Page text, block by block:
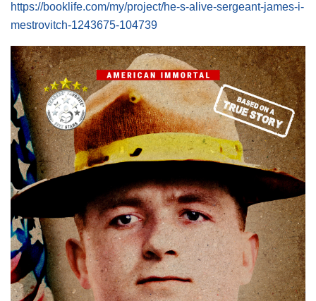
https://booklife.com/my/project/he-s-alive-sergeant-james-i-
mestrovitch-1243675-104739